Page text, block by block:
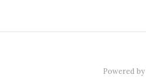
Powered by